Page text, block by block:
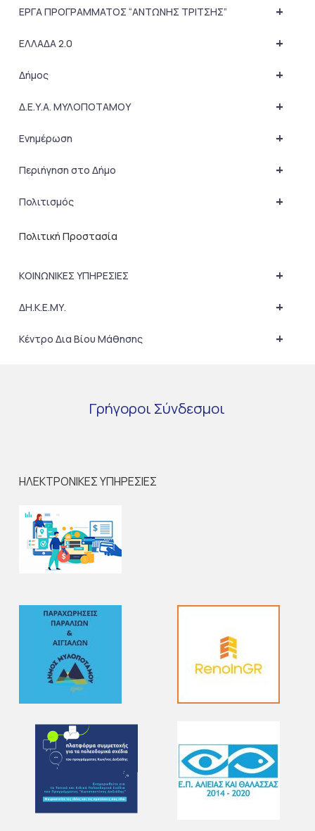
+
ΕΡΓΑ ΠΡΟΓΡΑΜΜΑΤΟΣ “ΑΝΤΩΝΗΣ ΤΡΙΤΣΗΣ”
+
ΕΛΛΑΔΑ 2.0
+
Δήμος
+
Δ.Ε.Υ.Α. ΜΥΛΟΠΟΤΑΜΟΥ
+
Ενημέρωση
+
Περιήγηση στο Δήμο
+
Πολιτισμός
Πολιτική Προστασία
+
ΚΟΙΝΩΝΙΚΕΣ ΥΠΗΡΕΣΙΕΣ
+
ΔΗ.Κ.Ε.ΜΥ.
+
Κέντρο Δια Βίου Μάθησης
Γρήγοροι Σύνδεσμοι
ΗΛΕΚΤΡΟΝΙΚΕΣ ΥΠΗΡΕΣΙΕΣ